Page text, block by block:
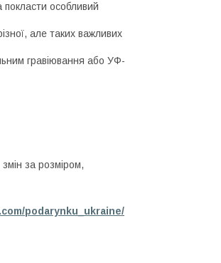
особливий
але таких важливих
гравіювання або УФ-
за розміром,
podarynku_ukraine/